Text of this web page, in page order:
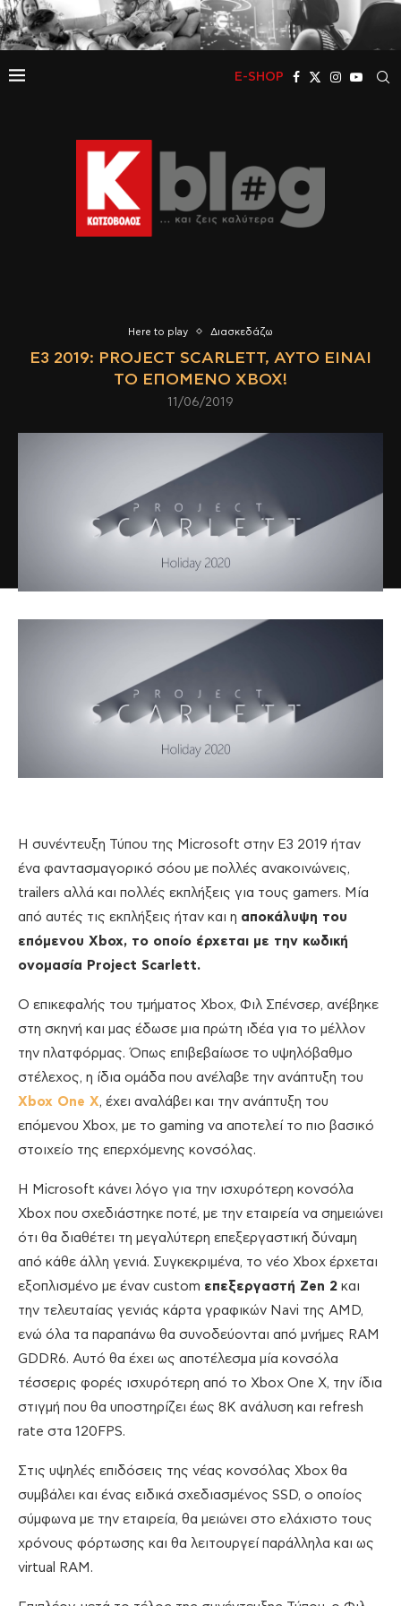
E-SHOP
Here to play Διασκεδάζω
E3 2019: PROJECT SCARLETT, ΑΥΤΌ ΕΊΝΑΙ
ΤΟ ΕΠΌΜΕΝΟ XBOX!
11/06/2019
Η συνέντευξη Τύπου της Microsoft στην Ε3 2019 ήταν
ένα φαντασμαγορικό σόου με πολλές ανακοινώνεις,
trailers αλλά και πολλές εκπλήξεις για τους gamers. Μία
από αυτές τις εκπλήξεις ήταν και η αποκάλυψη του
επόμενου Xbox, το οποίο έρχεται με την κωδική
ονομασία Project Scarlett.
Ο επικεφαλής του τμήματος Xbox, Φιλ Σπένσερ, ανέβηκε
στη σκηνή και μας έδωσε μια πρώτη ιδέα για το μέλλον
την πλατφόρμας. Όπως επιβεβαίωσε το υψηλόβαθμο
στέλεχος, η ίδια ομάδα που ανέλαβε την ανάπτυξη του
Xbox One X, έχει αναλάβει και την ανάπτυξη του
επόμενου Xbox, με το gaming να αποτελεί το πιο βασικό
στοιχείο της επερχόμενης κονσόλας.
Η Microsoft κάνει λόγο για την ισχυρότερη κονσόλα
Xbox που σχεδιάστηκε ποτέ, με την εταιρεία να σημειώνει
ότι θα διαθέτει τη μεγαλύτερη επεξεργαστική δύναμη
από κάθε άλλη γενιά. Συγκεκριμένα, το νέο Xbox έρχεται
εξοπλισμένο με έναν custom επεξεργαστή Zen 2 και
την τελευταίας γενιάς κάρτα γραφικών Navi της AMD,
ενώ όλα τα παραπάνω θα συνοδεύονται από μνήμες RAM
GDDR6. Αυτό θα έχει ως αποτέλεσμα μία κονσόλα
τέσσερις φορές ισχυρότερη από το Xbox One X, την ίδια
στιγμή που θα υποστηρίζει έως 8Κ ανάλυση και refresh
rate στα 120FPS.
Στις υψηλές επιδόσεις της νέας κονσόλας Xbox θα
συμβάλει και ένας ειδικά σχεδιασμένος SSD, ο οποίος
σύμφωνα με την εταιρεία, θα μειώνει στο ελάχιστο τους
χρόνους φόρτωσης και θα λειτουργεί παράλληλα και ως
virtual RAM.